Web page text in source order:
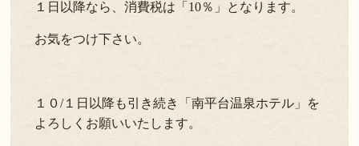
１日以降なら、消費税は「10％」となります。
お気をつけ下さい。
１０/１日以降も引き続き「南平台温泉ホテル」を
よろしくお願いいたします。